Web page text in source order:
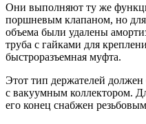
Они выполняют ту же
поршневым клапаном, но
объема были удалены
труба с гайками для
быстроразъемная муфта.
Этот тип держателей
с вакуумным коллектором.
его конец снабжен